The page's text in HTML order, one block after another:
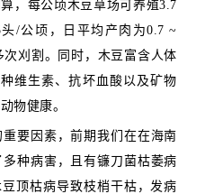
，每公顷木豆草场可养殖3.7
/公顷，日平均产肉为0.7 ~
刈割。同时，木豆富含人体
维生素、抗坏血酸以及矿物
物健康。
要因素，前期我们在在海南
种病害，且有镰刀菌枯萎病
顶枯病导致枝梢干枯，发病